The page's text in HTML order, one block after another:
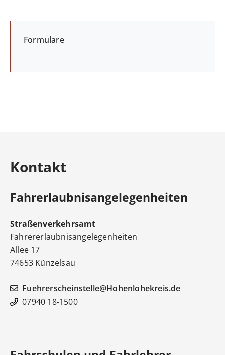
Formulare
Kontakt
Fahrerlaubnisangelegenheiten
Straßenverkehrsamt
Fahrererlaubnisangelegenheiten
Allee 17
74653 Künzelsau
Fuehrerscheinstelle@Hohenlohekreis.de
07940 18-1500